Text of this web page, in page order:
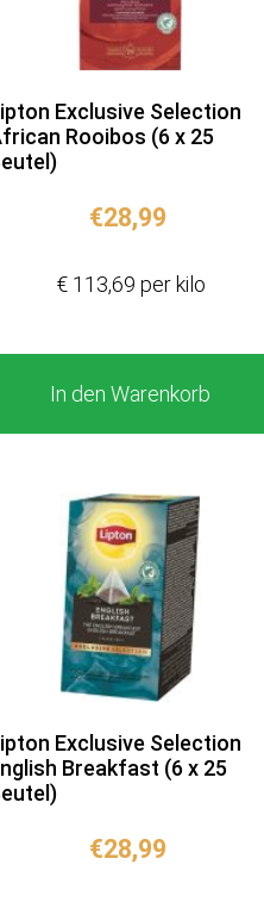
Exclusive Selection
Rooibos (6 x 25
€28,99
In den Warenkorb
€ 113,69 per kilo
Exclusive Selection
Breakfast (6 x 25
€28,99